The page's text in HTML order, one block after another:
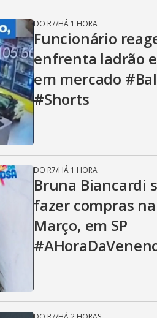
DO R7/HÁ 1 HORA
Funcionário
enfrenta ladrão
em mercado
#Shorts
DO R7/HÁ 1 HORA
Bruna Biancardi
fazer compras
Março, em SP